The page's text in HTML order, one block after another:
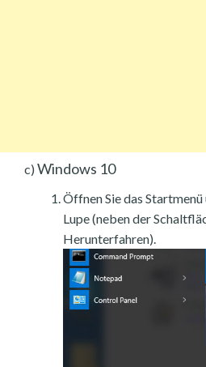
c) Windows 10
Öffnen Sie das
Lupe (neben der
Herunterfahren).